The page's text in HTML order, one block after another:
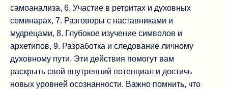
самоанализа, 6. Участие в ретритах и духовных
семинарах, 7. Разговоры с наставниками и
мудрецами, 8. Глубокое изучение символов и
архетипов, 9. Разработка и следование личному
духовному пути. Эти действия помогут вам
раскрыть свой внутренний потенциал и достичь
новых уровней осознанности. Важно помнить, что